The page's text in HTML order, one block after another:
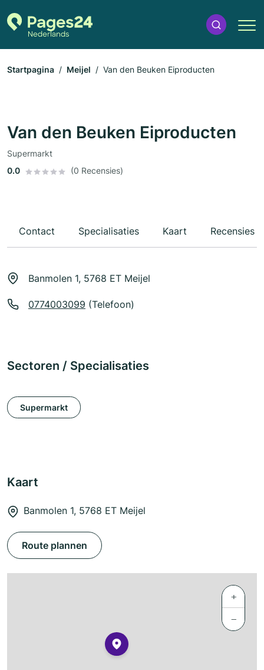
Startpagina Meijel Van den Beuken Eiproducten
Van den Beuken Eiproducten
Supermarkt
0.0
(0 Recensies)
Contact Specialisaties Kaart Recensies
Banmolen 1, 5768 ET Meijel
0774003099 (Telefoon)
Sectoren / Specialisaties
Supermarkt
Kaart
Banmolen 1, 5768 ET Meijel
Route plannen
+
−